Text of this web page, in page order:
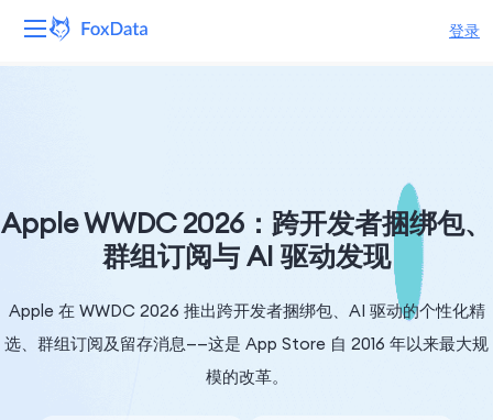
登录
定价
Apple WWDC 2026：跨开发者捆绑包、
群组订阅与 AI 驱动发现
Apple 在 WWDC 2026 推出跨开发者捆绑包、AI 驱动的个性化精
选、群组订阅及留存消息——这是 App Store 自 2016 年以来最大规
模的改革。